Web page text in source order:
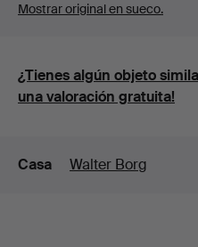
Mostrar original en sueco.
¿Tienes algún objeto
una valoración gratuita!
Detalles
Casa Walter Borg